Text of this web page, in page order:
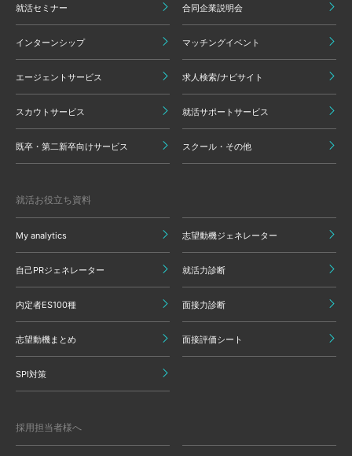
就活セミナー 合同企業説明会
インターンシップ マッチングイベント
エージェントサービス 求人検索/ナビサイト
スカウトサービス 就活サポートサービス
既卒・第二新卒向けサービス スクール・その他
就活お役立ち資料
My analytics 志望動機ジェネレーター
自己PRジェネレーター 就活力診断
内定者ES100種 面接力診断
志望動機まとめ 面接評価シート
SPI対策
採用担当者様へ